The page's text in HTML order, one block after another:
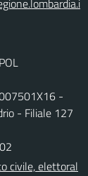
-
- Filiale 127
civile, elettoral